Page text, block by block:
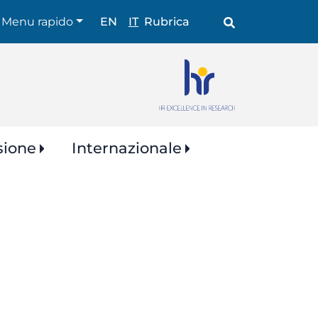
Shortcuts
Menu rapido EN IT Rubrica
Internazionale